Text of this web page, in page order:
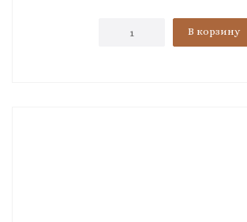
В корзину